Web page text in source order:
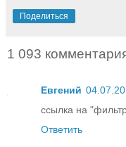
Поделиться
1 093
Евгений
ссылка на
Ответить